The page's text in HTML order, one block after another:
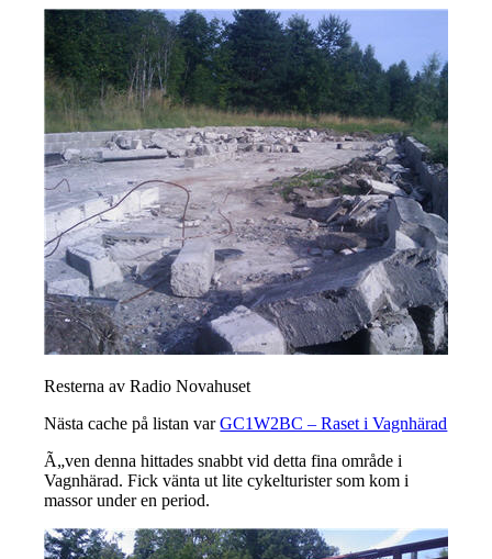
Resterna av Radio Novahuset
Nästa cache på listan varGC1W2BC – Raset i Vagnhärad
Ã„ven denna hittades snabbt vid detta fina område i
Vagnhärad. Fick vänta ut lite cykelturister som kom i
massor under en period.